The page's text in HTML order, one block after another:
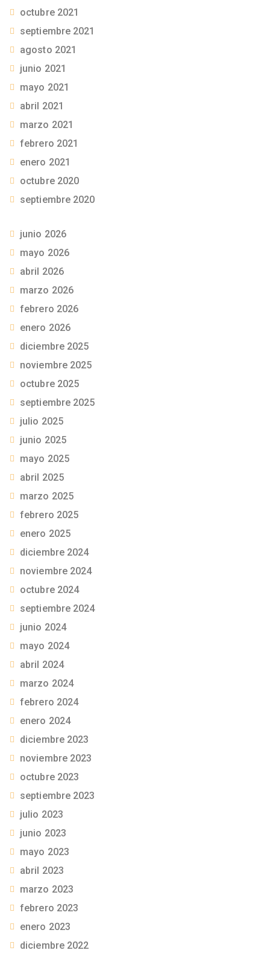
octubre 2021
septiembre 2021
agosto 2021
junio 2021
mayo 2021
abril 2021
marzo 2021
febrero 2021
enero 2021
octubre 2020
septiembre 2020
junio 2026
mayo 2026
abril 2026
marzo 2026
febrero 2026
enero 2026
diciembre 2025
noviembre 2025
octubre 2025
septiembre 2025
julio 2025
junio 2025
mayo 2025
abril 2025
marzo 2025
febrero 2025
enero 2025
diciembre 2024
noviembre 2024
octubre 2024
septiembre 2024
junio 2024
mayo 2024
abril 2024
marzo 2024
febrero 2024
enero 2024
diciembre 2023
noviembre 2023
octubre 2023
septiembre 2023
julio 2023
junio 2023
mayo 2023
abril 2023
marzo 2023
febrero 2023
enero 2023
diciembre 2022